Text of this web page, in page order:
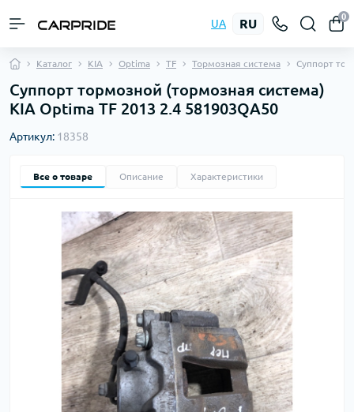
UA RU
0
Каталог KIA Optima TF Тормозная система Суппорт
Суппорт тормозной (тормозная система)
KIA Optima TF 2013 2.4 581903QA50
Артикул: 18358
Все о товаре Описание Характеристики